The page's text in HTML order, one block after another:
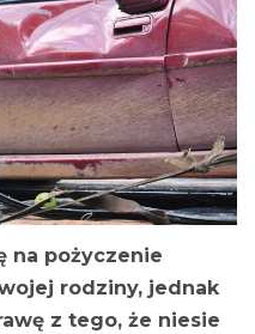
na pożyczenie
rodziny, jednak
z tego, że niesie